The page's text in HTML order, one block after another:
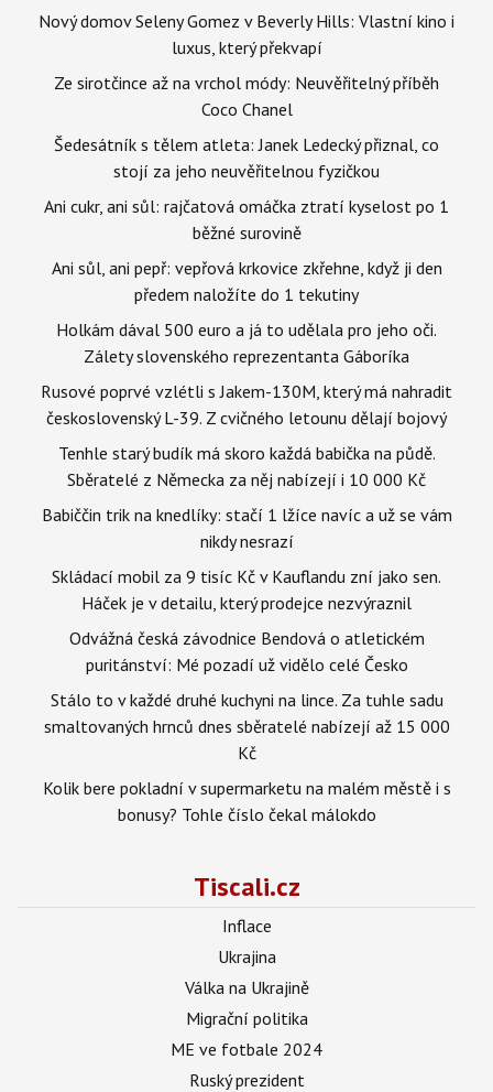
Nový domov Seleny Gomez v Beverly Hills: Vlastní kino i
luxus, který překvapí
Ze sirotčince až na vrchol módy: Neuvěřitelný příběh
Coco Chanel
Šedesátník s tělem atleta: Janek Ledecký přiznal, co
stojí za jeho neuvěřitelnou fyzičkou
Ani cukr, ani sůl: rajčatová omáčka ztratí kyselost po 1
běžné surovině
Ani sůl, ani pepř: vepřová krkovice zkřehne, když ji den
předem naložíte do 1 tekutiny
Holkám dával 500 euro a já to udělala pro jeho oči.
Zálety slovenského reprezentanta Gáboríka
Rusové poprvé vzlétli s Jakem-130M, který má nahradit
československý L-39. Z cvičného letounu dělají bojový
Tenhle starý budík má skoro každá babička na půdě.
Sběratelé z Německa za něj nabízejí i 10 000 Kč
Babiččin trik na knedlíky: stačí 1 lžíce navíc a už se vám
nikdy nesrazí
Skládací mobil za 9 tisíc Kč v Kauflandu zní jako sen.
Háček je v detailu, který prodejce nezvýraznil
Odvážná česká závodnice Bendová o atletickém
puritánství: Mé pozadí už vidělo celé Česko
Stálo to v každé druhé kuchyni na lince. Za tuhle sadu
smaltovaných hrnců dnes sběratelé nabízejí až 15 000
Kč
Kolik bere pokladní v supermarketu na malém městě i s
bonusy? Tohle číslo čekal málokdo
Tiscali.cz
Inflace
Ukrajina
Válka na Ukrajině
Migrační politika
ME ve fotbale 2024
Ruský prezident